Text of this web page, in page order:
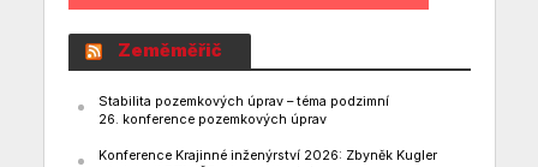
Zeměměřič
Stabilita pozemkových úprav – téma podzimní
26. konference pozemkových úprav
Konference Krajinné inženýrství 2026: Zbyněk Kugler